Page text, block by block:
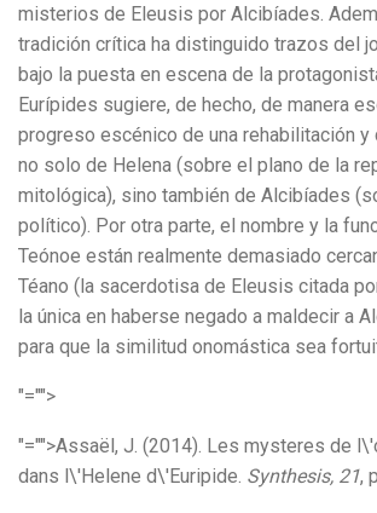
misterios de Eleusis por Alcibíades.
tradición crítica ha distinguido trazos del
bajo la puesta en escena de la
Eurípides sugiere, de hecho, de manera
progreso escénico de una rehabilitación y
no solo de Helena (sobre el plano de la
mitológica), sino también de Alcibíades
político). Por otra parte, el nombre y la
Teónoe están realmente demasiado
Téano (la sacerdotisa de Eleusis citada
la única en haberse negado a maldecir a
para que la similitud onomástica sea
"="">
"="">Assaël, J. (2014). Les mysteres de
dans l\'Helene d\'Euripide. Synthesis, 21,